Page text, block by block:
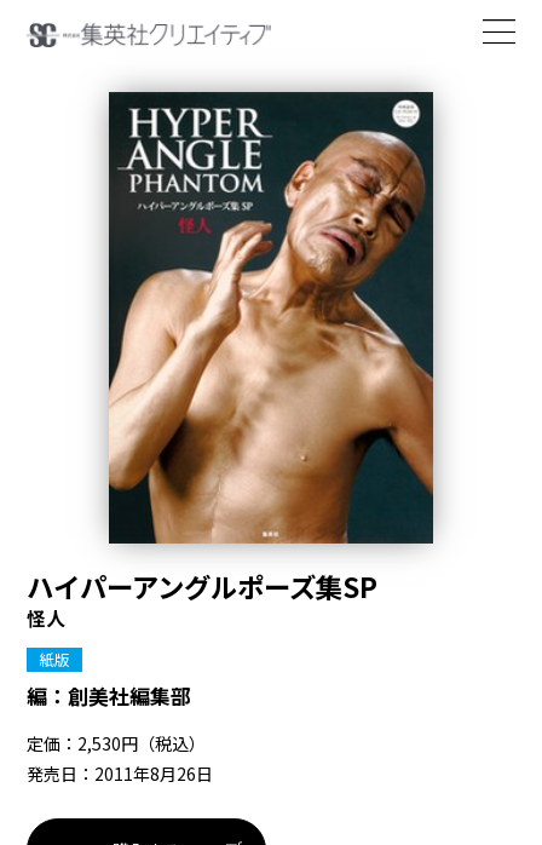
ハイパーアングルポーズ集SP
怪人
紙版
編：創美社編集部
定価：2,530円（税込）
発売日：2011年8月26日